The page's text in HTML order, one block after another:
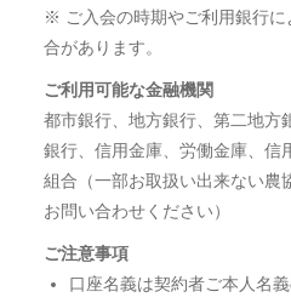
※ ご入会の時期やご利用銀行
合があります。
ご利用可能な金融機関
都市銀行、地方銀行、第二地方
銀行、信用金庫、労働金庫、信
組合（一部お取扱い出来ない農
お問い合わせください）
ご注意事項
口座名義は契約者ご本人名義